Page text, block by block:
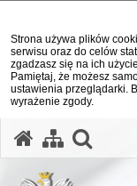
Strona używa plików
serwisu oraz do celów
zgadzasz się na ich
Pamiętaj, że możesz
ustawienia przeglądarki.
wyrażenie zgody.